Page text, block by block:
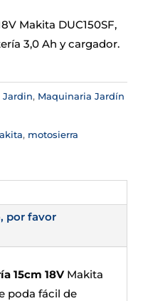
Makita DUC150SF,
3,0 Ah y cargador.
Jardin, Maquinaria Jardín
, motosierra
por favor
15cm 18VMakita
poda fácil de